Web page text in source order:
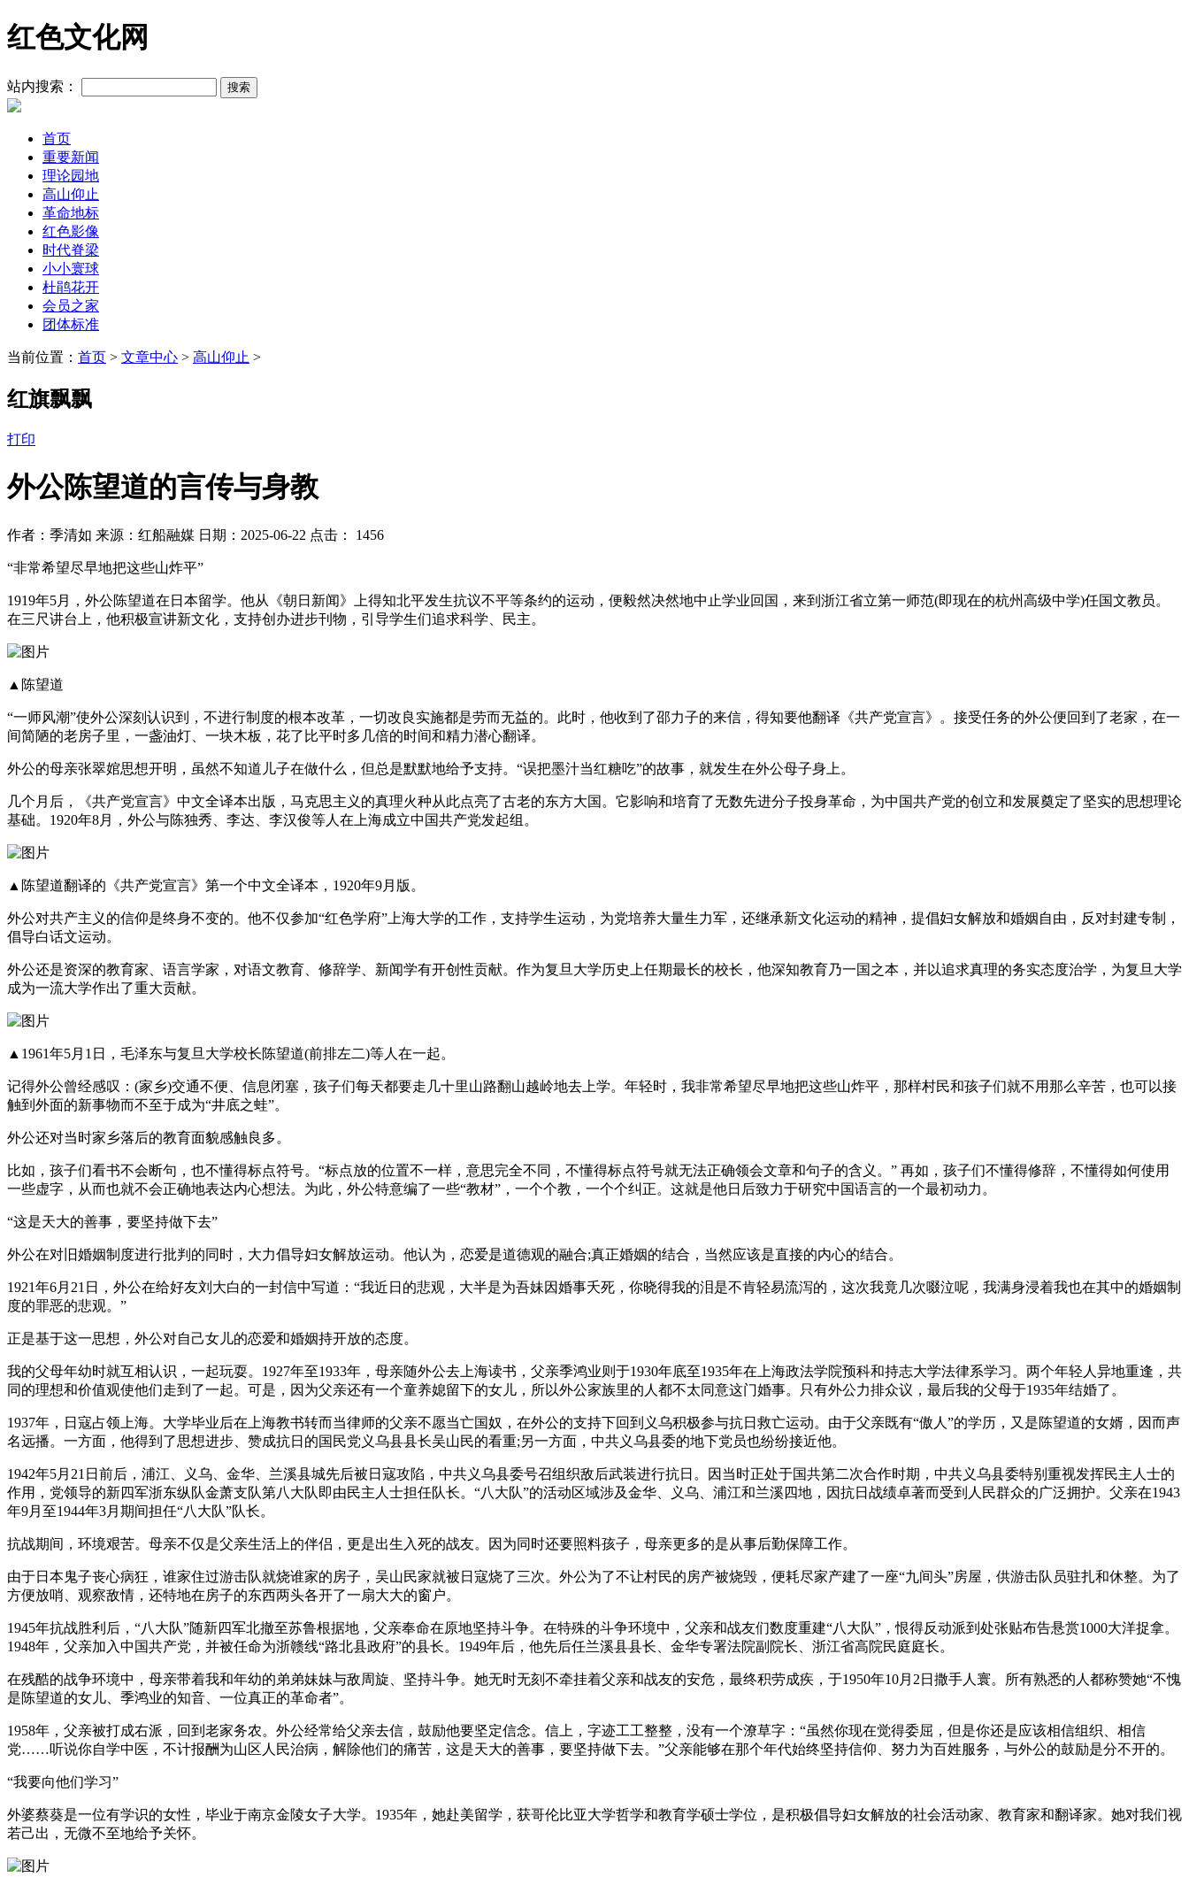
红色文化网
站内搜索：
首页
重要新闻
理论园地
高山仰止
革命地标
红色影像
时代脊梁
小小寰球
杜鹃花开
会员之家
团体标准
当前位置： 首页 > 文章中心 > 高山仰止 >
红旗飘飘
打印
外公陈望道的言传与身教
作者：季清如 来源：红船融媒 日期：2025-06-22 点击： 1456
“非常希望尽早地把这些山炸平”
1919年5月，外公陈望道在日本留学。他从《朝日新闻》上得知北平发生抗议不平等条约的运动，便毅然决然地中止学业回国，来到浙江省立第一师范(即现在的杭州高级中学)任国文教员。
在三尺讲台上，他积极宣讲新文化，支持创办进步刊物，引导学生们追求科学、民主。
▲陈望道
“一师风潮”使外公深刻认识到，不进行制度的根本改革，一切改良实施都是劳而无益的。此时，他收到了邵力子的来信，得知要他翻译《共产党宣言》。接受任务的外公便回到了老家，在一
间简陋的老房子里，一盏油灯、一块木板，花了比平时多几倍的时间和精力潜心翻译。
外公的母亲张翠婠思想开明，虽然不知道儿子在做什么，但总是默默地给予支持。“误把墨汁当红糖吃”的故事，就发生在外公母子身上。
几个月后，《共产党宣言》中文全译本出版，马克思主义的真理火种从此点亮了古老的东方大国。它影响和培育了无数先进分子投身革命，为中国共产党的创立和发展奠定了坚实的思想理论
基础。1920年8月，外公与陈独秀、李达、李汉俊等人在上海成立中国共产党发起组。
▲陈望道翻译的《共产党宣言》第一个中文全译本，1920年9月版。
外公对共产主义的信仰是终身不变的。他不仅参加“红色学府”上海大学的工作，支持学生运动，为党培养大量生力军，还继承新文化运动的精神，提倡妇女解放和婚姻自由，反对封建专制，
倡导白话文运动。
外公还是资深的教育家、语言学家，对语文教育、修辞学、新闻学有开创性贡献。作为复旦大学历史上任期最长的校长，他深知教育乃一国之本，并以追求真理的务实态度治学，为复旦大学
成为一流大学作出了重大贡献。
▲1961年5月1日，毛泽东与复旦大学校长陈望道(前排左二)等人在一起。
记得外公曾经感叹：(家乡)交通不便、信息闭塞，孩子们每天都要走几十里山路翻山越岭地去上学。年轻时，我非常希望尽早地把这些山炸平，那样村民和孩子们就不用那么辛苦，也可以接
触到外面的新事物而不至于成为“井底之蛙”。
外公还对当时家乡落后的教育面貌感触良多。
比如，孩子们看书不会断句，也不懂得标点符号。“标点放的位置不一样，意思完全不同，不懂得标点符号就无法正确领会文章和句子的含义。” 再如，孩子们不懂得修辞，不懂得如何使用
一些虚字，从而也就不会正确地表达内心想法。为此，外公特意编了一些“教材”，一个个教，一个个纠正。这就是他日后致力于研究中国语言的一个最初动力。
“这是天大的善事，要坚持做下去”
外公在对旧婚姻制度进行批判的同时，大力倡导妇女解放运动。他认为，恋爱是道德观的融合;真正婚姻的结合，当然应该是直接的内心的结合。
1921年6月21日，外公在给好友刘大白的一封信中写道：“我近日的悲观，大半是为吾妹因婚事夭死，你晓得我的泪是不肯轻易流泻的，这次我竟几次啜泣呢，我满身浸着我也在其中的婚姻制
度的罪恶的悲观。”
正是基于这一思想，外公对自己女儿的恋爱和婚姻持开放的态度。
我的父母年幼时就互相认识，一起玩耍。1927年至1933年，母亲随外公去上海读书，父亲季鸿业则于1930年底至1935年在上海政法学院预科和持志大学法律系学习。两个年轻人异地重逢，共
同的理想和价值观使他们走到了一起。可是，因为父亲还有一个童养媳留下的女儿，所以外公家族里的人都不太同意这门婚事。只有外公力排众议，最后我的父母于1935年结婚了。
1937年，日寇占领上海。大学毕业后在上海教书转而当律师的父亲不愿当亡国奴，在外公的支持下回到义乌积极参与抗日救亡运动。由于父亲既有“傲人”的学历，又是陈望道的女婿，因而声
名远播。一方面，他得到了思想进步、赞成抗日的国民党义乌县县长吴山民的看重;另一方面，中共义乌县委的地下党员也纷纷接近他。
1942年5月21日前后，浦江、义乌、金华、兰溪县城先后被日寇攻陷，中共义乌县委号召组织敌后武装进行抗日。因当时正处于国共第二次合作时期，中共义乌县委特别重视发挥民主人士的
作用，党领导的新四军浙东纵队金萧支队第八大队即由民主人士担任队长。“八大队”的活动区域涉及金华、义乌、浦江和兰溪四地，因抗日战绩卓著而受到人民群众的广泛拥护。父亲在1943
年9月至1944年3月期间担任“八大队”队长。
抗战期间，环境艰苦。母亲不仅是父亲生活上的伴侣，更是出生入死的战友。因为同时还要照料孩子，母亲更多的是从事后勤保障工作。
由于日本鬼子丧心病狂，谁家住过游击队就烧谁家的房子，吴山民家就被日寇烧了三次。外公为了不让村民的房产被烧毁，便耗尽家产建了一座“九间头”房屋，供游击队员驻扎和休整。为了
方便放哨、观察敌情，还特地在房子的东西两头各开了一扇大大的窗户。
1945年抗战胜利后，“八大队”随新四军北撤至苏鲁根据地，父亲奉命在原地坚持斗争。在特殊的斗争环境中，父亲和战友们数度重建“八大队”，恨得反动派到处张贴布告悬赏1000大洋捉拿。
1948年，父亲加入中国共产党，并被任命为浙赣线“路北县政府”的县长。1949年后，他先后任兰溪县县长、金华专署法院副院长、浙江省高院民庭庭长。
在残酷的战争环境中，母亲带着我和年幼的弟弟妹妹与敌周旋、坚持斗争。她无时无刻不牵挂着父亲和战友的安危，最终积劳成疾，于1950年10月2日撒手人寰。所有熟悉的人都称赞她“不愧
是陈望道的女儿、季鸿业的知音、一位真正的革命者”。
1958年，父亲被打成右派，回到老家务农。外公经常给父亲去信，鼓励他要坚定信念。信上，字迹工工整整，没有一个潦草字：“虽然你现在觉得委屈，但是你还是应该相信组织、相信
党……听说你自学中医，不计报酬为山区人民治病，解除他们的痛苦，这是天大的善事，要坚持做下去。”父亲能够在那个年代始终坚持信仰、努力为百姓服务，与外公的鼓励是分不开的。
“我要向他们学习”
外婆蔡葵是一位有学识的女性，毕业于南京金陵女子大学。1935年，她赴美留学，获哥伦比亚大学哲学和教育学硕士学位，是积极倡导妇女解放的社会活动家、教育家和翻译家。她对我们视
若己出，无微不至地给予关怀。